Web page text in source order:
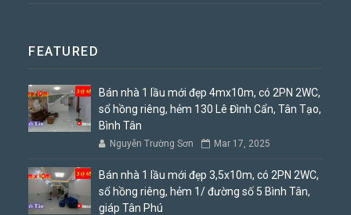
FEATURED
Bán nhà 1 lầu mới đẹp 4mx10m, có 2PN 2WC,
sổ hồng riêng, hẻm 130 Lê Đình Cẩn, Tân Tạo,
Bình Tân
Nguyễn Trường Sơn Mar 17, 2025
Bán nhà 1 lầu mới đẹp 3,5x10m, có 2PN 2WC,
sổ hồng riêng, hẻm 1/ đường số 5 Bình Tân,
giáp Tân Phú